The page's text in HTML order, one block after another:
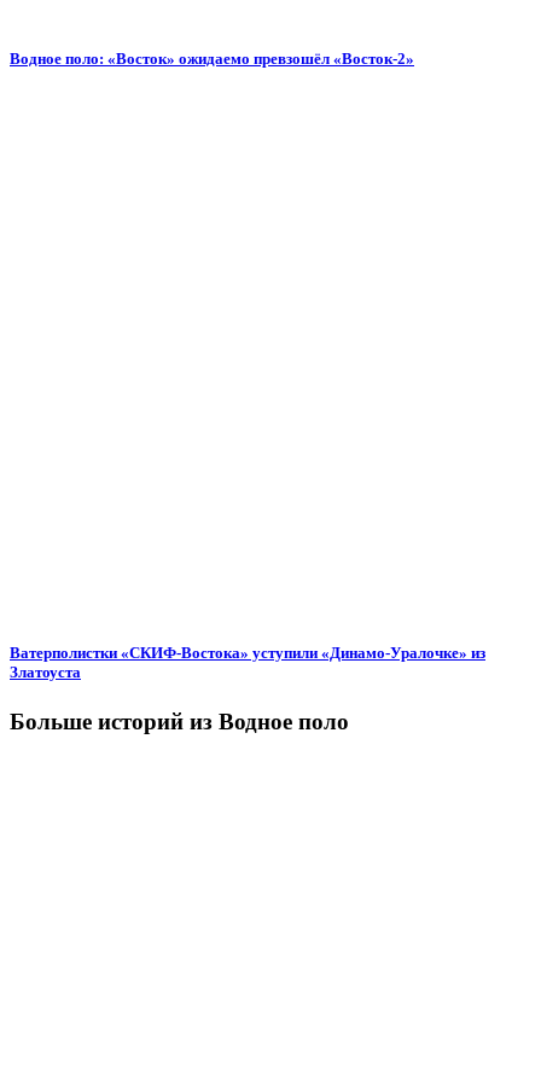
Водное поло: «Восток» ожидаемо превзошёл «Восток-2»
Ватерполистки «СКИФ-Востока» уступили «Динамо-Уралочке» из
Златоуста
Больше историй из Водное поло